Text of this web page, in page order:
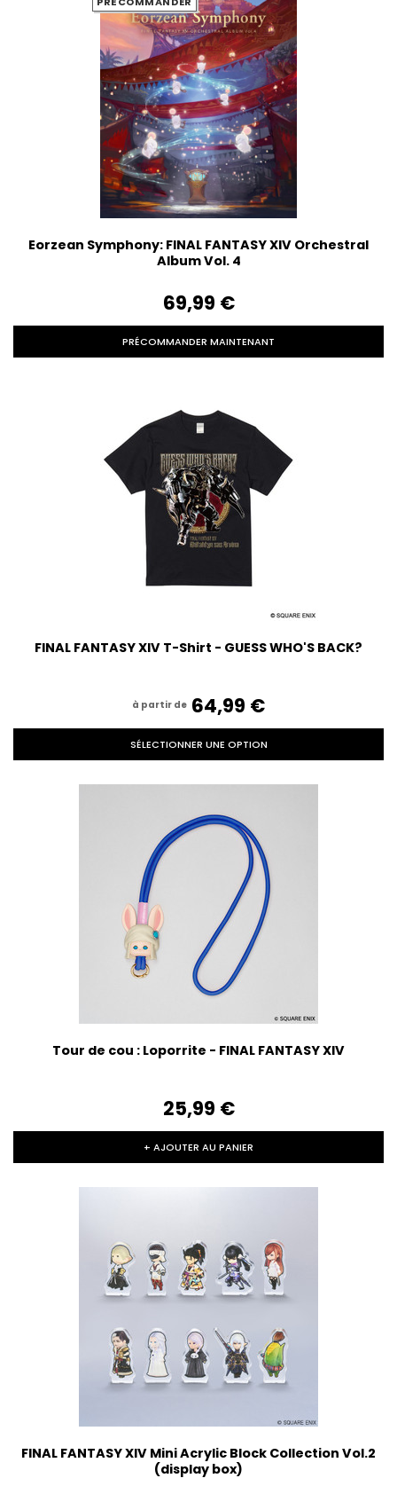
Eorzean Symphony: FINAL FANTASY XIV Orchestral
Album Vol. 4
69,99‎ ‎€
PRÉCOMMANDER MAINTENANT
FINAL FANTASY XIV T-Shirt - GUESS WHO'S BACK?
à partir de 64,99‎ ‎€
SÉLECTIONNER UNE OPTION
Tour de cou : Loporrite - FINAL FANTASY XIV
25,99‎ ‎€
+ AJOUTER AU PANIER
FINAL FANTASY XIV Mini Acrylic Block Collection Vol.2
(display box)